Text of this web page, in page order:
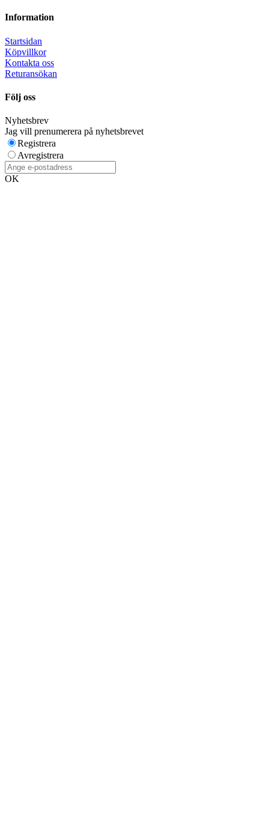
Information
Startsidan
Köpvillkor
Kontakta oss
Returansökan
Följ oss
Nyhetsbrev
Jag vill prenumerera på nyhetsbrevet
Registrera
Avregistrera
OK